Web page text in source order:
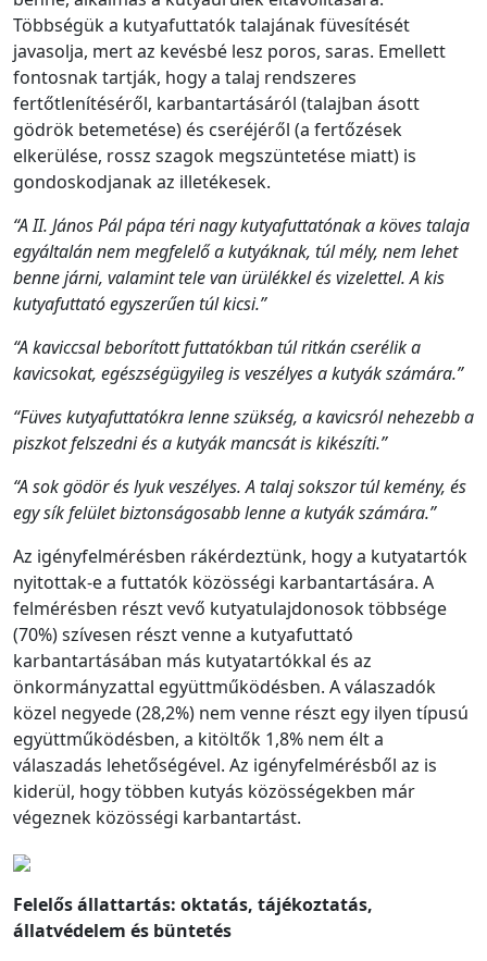
Többségük a kutyafuttatók talajának füvesítését
javasolja, mert az kevésbé lesz poros, saras. Emellett
fontosnak tartják, hogy a talaj rendszeres
fertőtlenítéséről, karbantartásáról (talajban ásott
gödrök betemetése) és cseréjéről (a fertőzések
elkerülése, rossz szagok megszüntetése miatt) is
gondoskodjanak az illetékesek.
“A II. János Pál pápa téri nagy kutyafuttatónak a köves talaja
egyáltalán nem megfelelő a kutyáknak, túl mély, nem lehet
benne járni, valamint tele van ürülékkel és vizelettel. A kis
kutyafuttató egyszerűen túl kicsi.”
“A kaviccsal beborított futtatókban túl ritkán cserélik a
kavicsokat, egészségügyileg is veszélyes a kutyák számára.”
“Füves kutyafuttatókra lenne szükség, a kavicsról nehezebb a
piszkot felszedni és a kutyák mancsát is kikészíti.”
“A sok gödör és lyuk veszélyes. A talaj sokszor túl kemény, és
egy sík felület biztonságosabb lenne a kutyák számára.”
Az igényfelmérésben rákérdeztünk, hogy a kutyatartók
nyitottak-e a futtatók közösségi karbantartására. A
felmérésben részt vevő kutyatulajdonosok többsége
(70%) szívesen részt venne a kutyafuttató
karbantartásában más kutyatartókkal és az
önkormányzattal együttműködésben. A válaszadók
közel negyede (28,2%) nem venne részt egy ilyen típusú
együttműködésben, a kitöltők 1,8% nem élt a
válaszadás lehetőségével. Az igényfelmérésből az is
kiderül, hogy többen kutyás közösségekben már
végeznek közösségi karbantartást.
Felelős állattartás: oktatás, tájékoztatás,
állatvédelem és büntetés